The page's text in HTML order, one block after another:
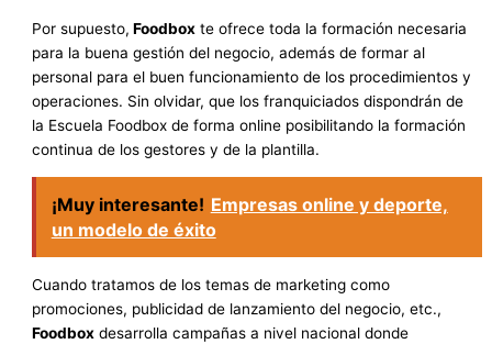
Por supuesto, Foodbox te ofrece toda la formación necesaria
para la buena gestión del negocio, además de formar al
personal para el buen funcionamiento de los procedimientos y
operaciones. Sin olvidar, que los franquiciados dispondrán de
la Escuela Foodbox de forma online posibilitando la formación
continua de los gestores y de la plantilla.
¡Muy interesante! Empresas online y deporte,
un modelo de éxito
Cuando tratamos de los temas de marketing como
promociones, publicidad de lanzamiento del negocio, etc.,
Foodbox desarrolla campañas a nivel nacional donde